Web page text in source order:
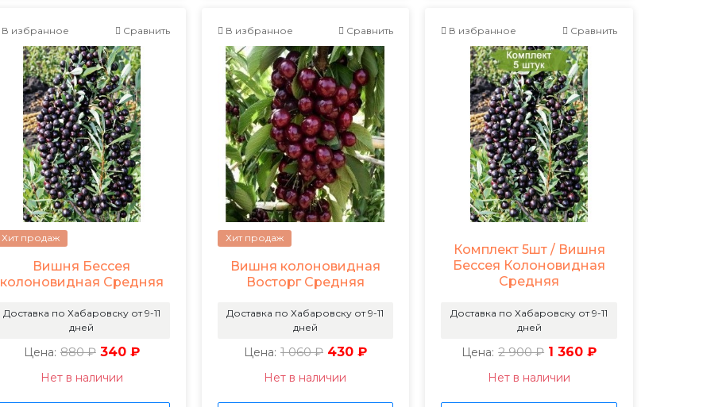
В избранное Сравнить
Хит продаж
Вишня Бессея
колоновидная Средняя
Доставка по Хабаровску от 9-11
дней
Цена: 880 ₽ 340 ₽
Нет в наличии
В избранное Сравнить
Хит продаж
Вишня колоновидная
Восторг Средняя
Доставка по Хабаровску от 9-11
дней
Цена: 1 060 ₽ 430 ₽
Нет в наличии
В избранное Сравнить
Комплект 5шт / Вишня
Бессея Колоновидная
Средняя
Доставка по Хабаровску от 9-11
дней
Цена: 2 900 ₽ 1 360 ₽
Нет в наличии